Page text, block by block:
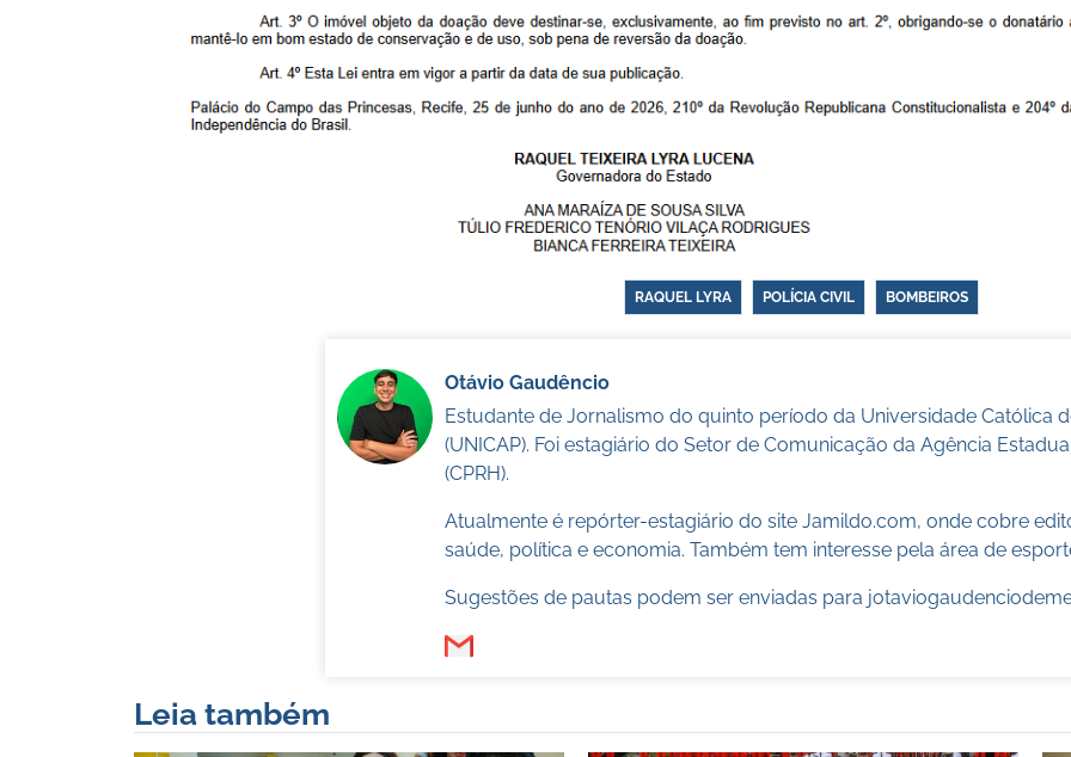
RAQUEL LYRA POLÍCIA CIVIL BOMBEIROS
Otávio Gaudêncio
Estudante de Jornalismo do quinto período da Universidade Católica
(UNICAP). Foi estagiário do Setor de Comunicação da Agência
(CPRH).
Atualmente é repórter-estagiário do site Jamildo.com, onde cobre
saúde, política e economia. Também tem interesse pela área de
Sugestões de pautas podem ser enviadas para
Leia também